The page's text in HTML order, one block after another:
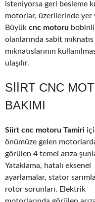
isteniyorsa geri besleme
motorlar, üzerilerinde yer
Büyük cnc motoru
olanlarında sabit
mıknatıslarının
ulaşılır.
SIIRT CNC
BAKIMI
Siirt cnc motoru Tamiri
önümüze gelen
görülen 4 temel arıza
Yataklama, hatalı eksenel
ayarlamalar, stator
rotor sorunları. Elektrik